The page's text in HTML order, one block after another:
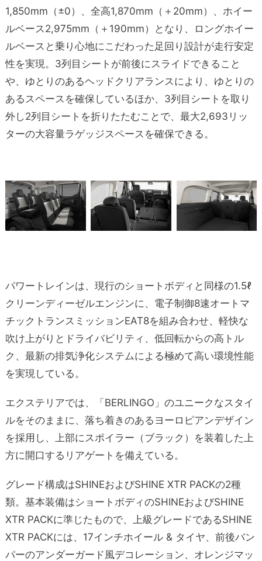
1,850mm（±0）、全高1,870mm（＋20mm）、ホイー
ルベース2,975mm（＋190mm）となり、ロングホイー
ルベースと乗り心地にこだわった足回り設計が走行安定
性を実現。3列目シートが前後にスライドできること
や、ゆとりのあるヘッドクリアランスにより、ゆとりの
あるスペースを確保しているほか、3列目シートを取り
外し2列目シートを折りたたむことで、最大2,693リッ
ターの大容量ラゲッジスペースを確保できる。
パワートレインは、現行のショートボディと同様の1.5ℓ
クリーンディーゼルエンジンに、電子制御8速オートマ
チックトランスミッションEAT8を組み合わせ、軽快な
吹け上がりとドライバビリティ、低回転からの高トル
ク、最新の排気浄化システムによる極めて高い環境性能
を実現している。
エクステリアでは、「BERLINGO」のユニークなスタイ
ルをそのままに、落ち着きのあるヨーロピアンデザイン
を採用し、上部にスポイラー（ブラック）を装着した上
方に開口するリアゲートを備えている。
グレード構成はSHINEおよびSHINE XTR PACKの2種
類。基本装備はショートボディのSHINEおよびSHINE
XTR PACKに準じたもので、上級グレードであるSHINE
XTR PACKには、17インチホイール & タイヤ、前後バン
パーのアンダーガード風デコレーション、オレンジマッ